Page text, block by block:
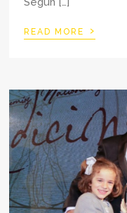
READ MORE ›